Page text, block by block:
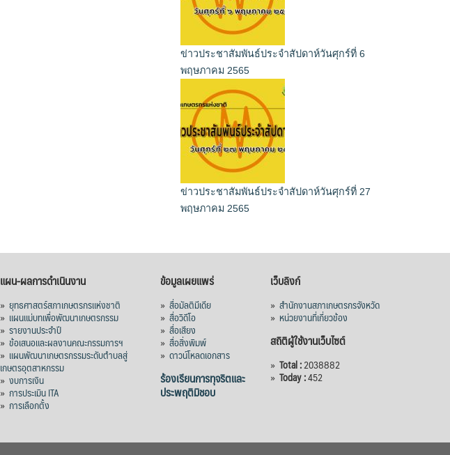
ข่าวประชาสัมพันธ์ประจำสัปดาห์วันศุกร์ที่ 6
พฤษภาคม 2565
ข่าวประชาสัมพันธ์ประจำสัปดาห์วันศุกร์ที่ 27
พฤษภาคม 2565
แผน-ผลการดำเนินงาน
» ยุทธศาสตร์สภาเกษตรกรแห่งชาติ
» แผนแม่บทเพื่อพัฒนาเกษตรกรรม
» รายงานประจำปี
» ข้อเสนอและผลงานคณะกรรมการฯ
» แผนพัฒนาเกษตรกรรมระดับตำบลสู่
เกษตรอุตสาหกรรม
» งบการเงิน
» การประเมิน ITA
» การเลือกตั้ง
ข้อมูลเผยแพร่
» สื่อมัลติมีเดีย
» สื่อวิดีโอ
» สื่อเสียง
» สื่อสิ่งพิมพ์
» ดาวน์โหลดเอกสาร
ร้องเรียนการทุจริตและ
ประพฤติมิชอบ
เว็บลิงก์
» สำนักงานสภาเกษตรกรจังหวัด
» หน่วยงานที่เกี่ยวข้อง
สถิติผู้ใช้งานเว็บไซต์
» Total :2038882
» Today :452